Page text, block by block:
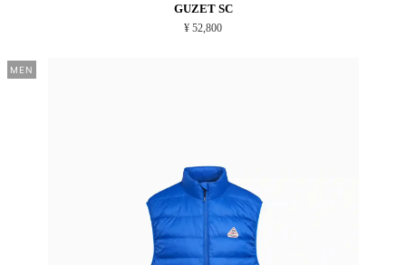
GUZET SC
¥ 52,800
MEN